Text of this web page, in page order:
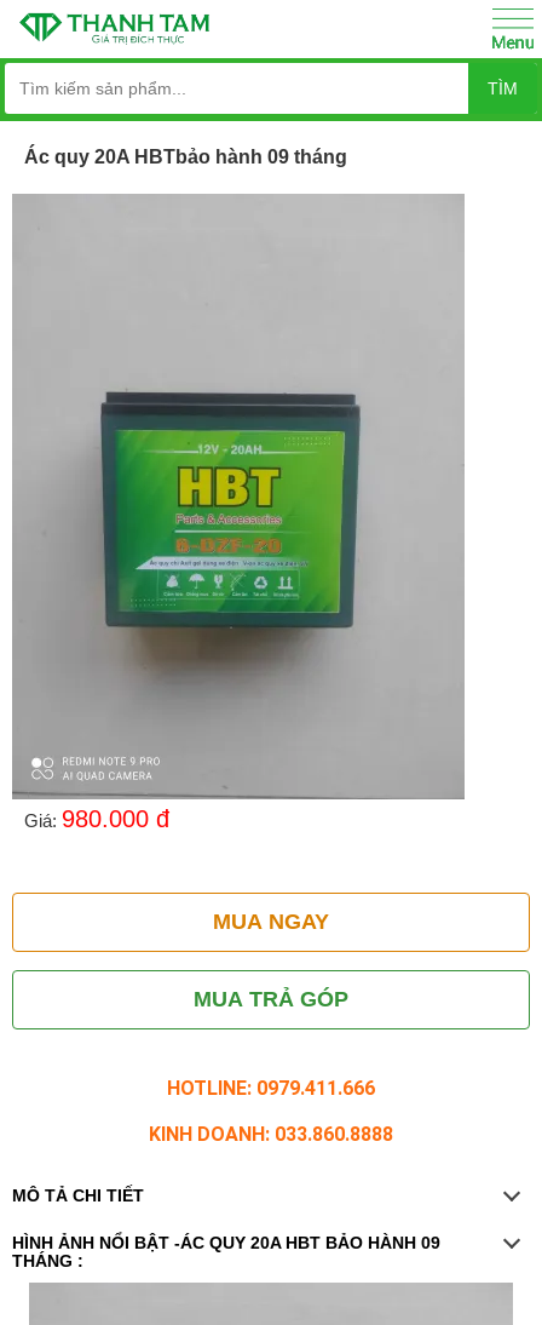
TÌM
Ác quy 20A HBTbảo hành 09 tháng
Giá: 980.000 đ
MUA NGAY
MUA TRẢ GÓP
HOTLINE: 0979.411.666
KINH DOANH: 033.860.8888
MÔ TẢ CHI TIẾT
HÌNH ẢNH NỔI BẬT -ÁC QUY 20A HBT BẢO HÀNH 09
THÁNG :